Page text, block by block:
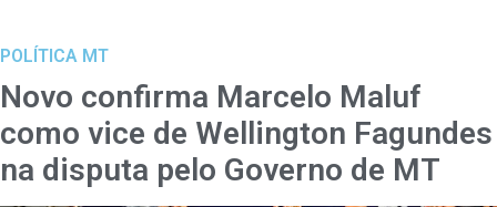
POLÍTICA MT
Novo confirma Marcelo Maluf
como vice de Wellington Fagundes
na disputa pelo Governo de MT